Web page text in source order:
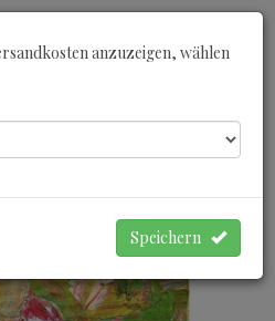
anzuzeigen, wählen
Speichern